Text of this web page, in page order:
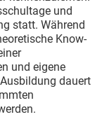
und
statt. Während
Know-
und eigene
dauert